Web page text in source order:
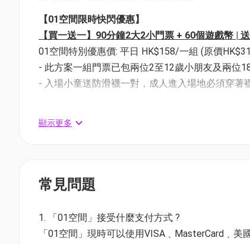
【01空間限時快閃優惠】
【買一送一】90分鐘2大2小門票 + 60個遊戲幣 |
01空間特別優惠價: 平日 HK$158/一組 (原價
- 此方案一組門票已包兩位2至12歲小朋友及兩位
- 入場小童送防滑襪一對，成人進入場地必須穿著
適用日期：6月2日 - 7月12日
01空間特別優惠價: 平日 HK$134/一組 (原價
- 入場小童送防滑襪一對，成人進入場地必須穿著
顯示更多
常見問題
1. 「01空間」接受什麼支付方式 ?
「01空間」現時可以使用VISA﹑MasterCard﹑美